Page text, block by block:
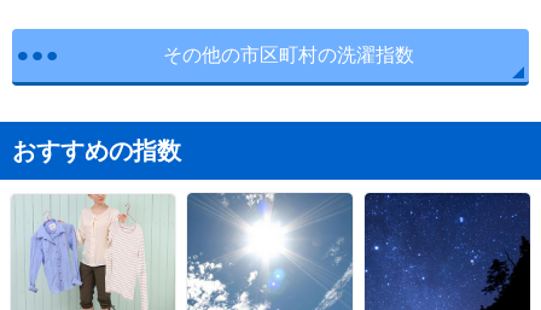
その他の市区町村の洗濯指数
おすすめの指数